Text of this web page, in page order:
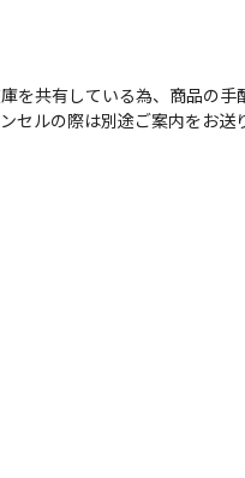
を共有している為、商品の手
セルの際は別途ご案内をお送